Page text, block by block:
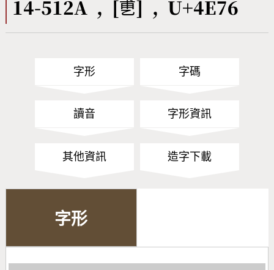
CNS查詢 Unicode查詢
14-512A , [乶] , U+4E76
字形 字碼
讀音 字形資訊
其他資訊 造字下載
字形